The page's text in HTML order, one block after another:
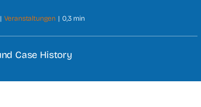
| Veranstaltungen | 0,3 min
Case History